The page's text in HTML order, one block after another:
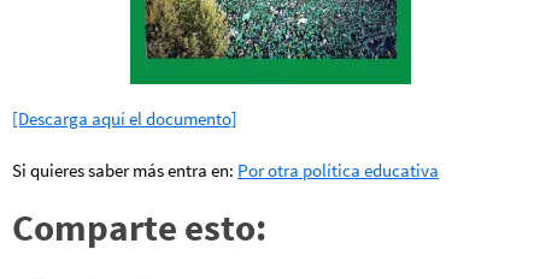
[Descarga aquí el documento]
Si quieres saber más entra en: Por otra política educativa
Comparte esto: